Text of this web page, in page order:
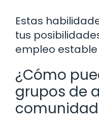
Estas
tus
empleo
¿Cómo
grupos de